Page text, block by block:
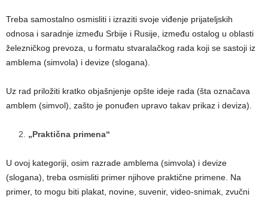
Treba samostalno osmisliti i izraziti svoje viđenje prijatelјskih
odnosa i saradnje između Srbije i Rusije, između ostalog u oblasti
železničkog prevoza, u formatu stvaralačkog rada koji se sastoji iz
amblema (simvola) i devize (slogana).
Uz rad priložiti kratko objašnjenje opšte ideje rada (šta označava
amblem (simvol), zašto je ponuđen upravo takav prikaz i deviza).
„Praktična primena“
U ovoj kategoriji, osim razrade amblema (simvola) i devize
(slogana), treba osmisliti primer njihove praktične primene. Na
primer, to mogu biti plakat, novine, suvenir, video-snimak, zvučni